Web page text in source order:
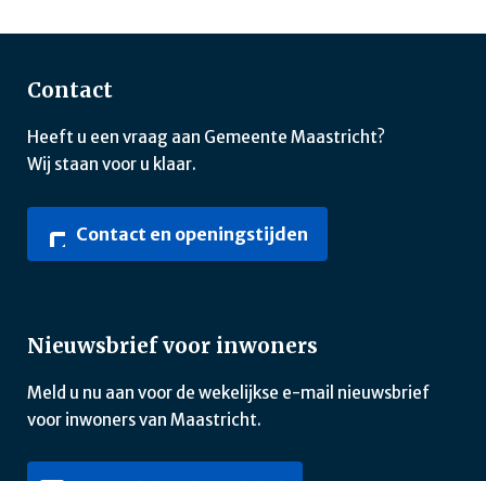
Contact
Heeft u een vraag aan Gemeente Maastricht?
Wij staan voor u klaar.
Contact en openingstijden
Nieuwsbrief voor inwoners
Meld u nu aan voor de wekelijkse e-mail nieuwsbrief
voor inwoners van Maastricht.